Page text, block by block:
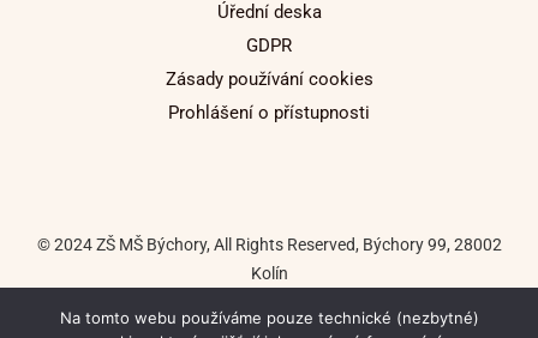
Úřední deska
GDPR
Zásady používání cookies
Prohlášení o přístupnosti
© 2024 ZŠ MŠ Býchory, All Rights Reserved, Býchory 99, 28002
Kolín
Tvorba internetových stránek: Tomáš Macháč
Na tomto webu používáme pouze technické (nezbytné)